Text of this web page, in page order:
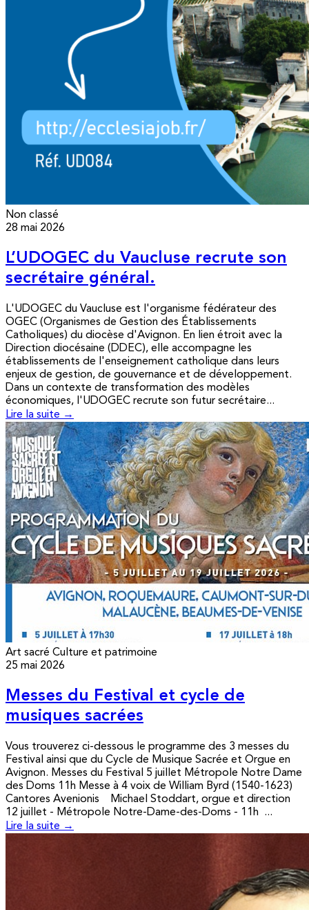
Non classé
28 mai 2026
L’UDOGEC du Vaucluse recrute son
secrétaire général.
L'UDOGEC du Vaucluse est l'organisme fédérateur des
OGEC (Organismes de Gestion des Établissements
Catholiques) du diocèse d'Avignon. En lien étroit avec la
Direction diocésaine (DDEC), elle accompagne les
établissements de l'enseignement catholique dans leurs
enjeux de gestion, de gouvernance et de développement.
Dans un contexte de transformation des modèles
économiques, l'UDOGEC recrute son futur secrétaire...
Lire la suite →
Art sacré Culture et patrimoine
25 mai 2026
Messes du Festival et cycle de
musiques sacrées
Vous trouverez ci-dessous le programme des 3 messes du
Festival ainsi que du Cycle de Musique Sacrée et Orgue en
Avignon. Messes du Festival 5 juillet Métropole Notre Dame
des Doms 11h Messe à 4 voix de William Byrd (1540-1623)
Cantores Avenionis Michael Stoddart, orgue et direction
12 juillet - Métropole Notre-Dame-des-Doms - 11h ...
Lire la suite →